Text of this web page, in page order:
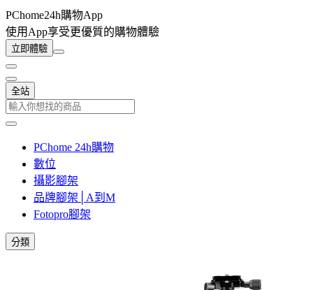
PChome24h購物App
使用App享受更優質的購物體驗
立即體驗
全站
PChome 24h購物
數位
攝影腳架
品牌腳架│A到M
Fotopro腳架
分類